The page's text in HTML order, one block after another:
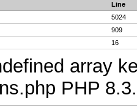
Line
5024
909
16
array
PHP